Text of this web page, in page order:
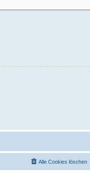
Alle Cookies löschen